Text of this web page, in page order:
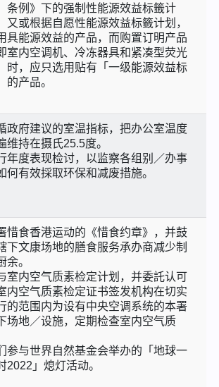
条例》下的强制性能源效益标籤计
又或根据自愿性能源效益标籤计划，
具能源效益的产品，而购置订明产品
室内空调机、冷冻器具和紧凑型荧光
时，应只选用贴有「一级能源效益标
的产品。
政府建议的室温指标，把办公室温度
维持在摄氏25.5度。
年度表现检讨，以监察各组别／办事
何有效採取环保和减废措施。
惜食香港运动的《惜食约章》，并鼓
下文康场地的膳食服务承办商减少制
余。
室内空气质素检定计划，并委託认可
内空气质素检定证书签发机构在切实
的范围内为设有中央空调系统的本署
场地／设施，定期检查室内空气质
参与世界自然基金会举办的「地球一
2022」熄灯活动。